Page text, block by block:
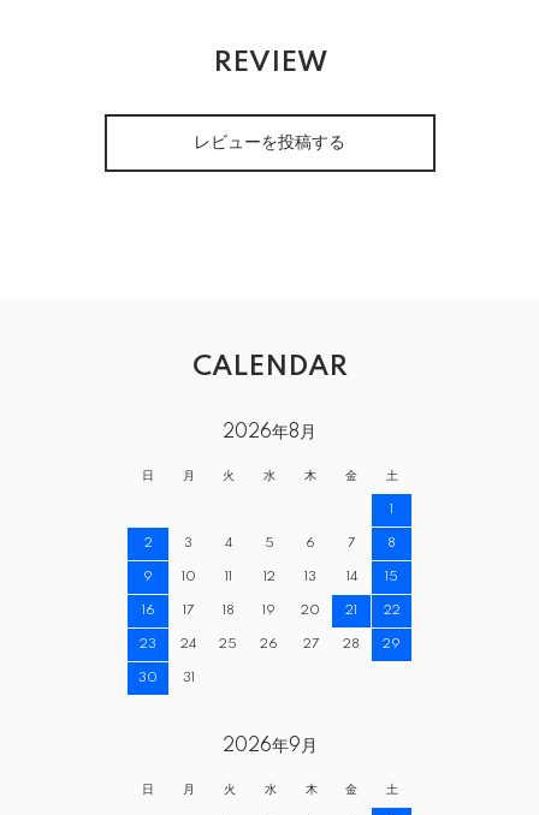
REVIEW
レビューを投稿する
CALENDAR
2026年8月
日 月 火 水 木 金 土
1
2 3 4 5 6 7 8
9 10 11 12 13 14 15
16 17 18 19 20 21 22
23 24 25 26 27 28 29
30 31
2026年9月
日 月 火 水 木 金 土